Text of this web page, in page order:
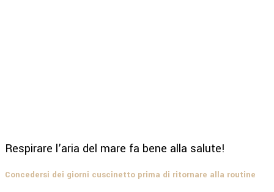
Respirare l’aria del mare fa bene alla salute!
Concedersi dei giorni cuscinetto prima di ritornare alla routine